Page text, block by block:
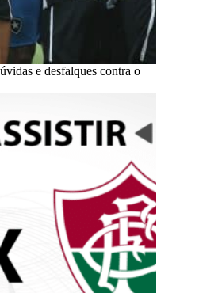
e desfalques contra o